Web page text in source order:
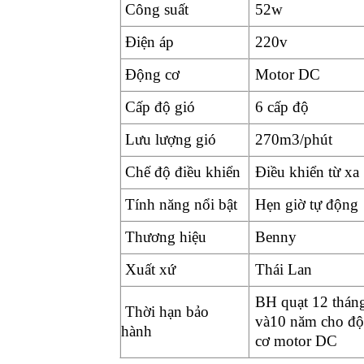
Công suất
52w
Điện áp
220v
Động cơ
Motor DC
Cấp độ gió
6 cấp độ
Lưu lượng gió
270m3/phút
Chế độ điều khiển
Điều khiển từ xa
Tính năng nổi bật
Hẹn giờ tự động
Thương hiệu
Benny
Xuất xứ
Thái Lan
Thời hạn bảo
hành
BH quạt 12
và10 năm cho
cơ motor DC